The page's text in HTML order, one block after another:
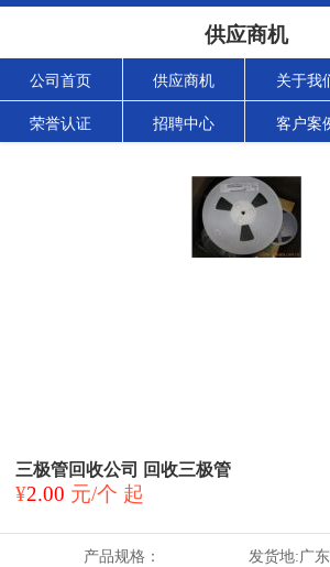
供应商机
公司首页 供应商机 关于我
荣誉认证 招聘中心 客户案
三极管回收公司 回收三极管
¥2.00 元/个 起
产品规格： 发货地:广